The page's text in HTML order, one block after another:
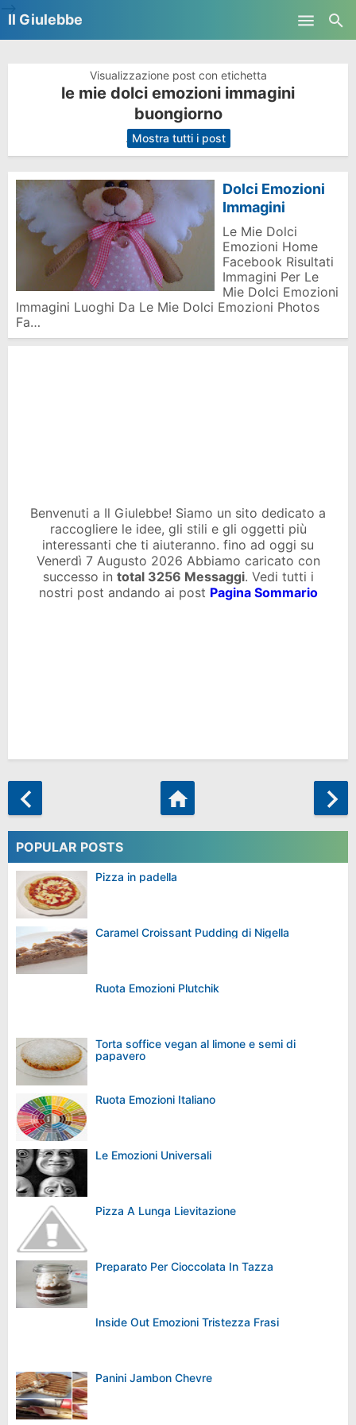
Il Giulebbe
Visualizzazione post con etichetta
le mie dolci emozioni immagini
buongiorno
. Mostra tutti i post
Dolci Emozioni
Immagini
Le Mie Dolci
Emozioni Home
Facebook Risultati
Immagini Per Le
Mie Dolci Emozioni
Immagini Luoghi Da Le Mie Dolci Emozioni Photos
Fa…
Benvenuti a Il Giulebbe! Siamo un sito dedicato a
raccogliere le idee, gli stili e gli oggetti più
interessanti che ti aiuteranno. fino ad oggi su
Venerdì 7 Augusto 2026 Abbiamo caricato con
successo in total 3256 Messaggi. Vedi tutti i
nostri post andando ai post Pagina Sommario
POPULAR POSTS
Pizza in padella
Caramel Croissant Pudding di Nigella
Ruota Emozioni Plutchik
Torta soffice vegan al limone e semi di
papavero
Ruota Emozioni Italiano
Le Emozioni Universali
Pizza A Lunga Lievitazione
Preparato Per Cioccolata In Tazza
Inside Out Emozioni Tristezza Frasi
Panini Jambon Chevre